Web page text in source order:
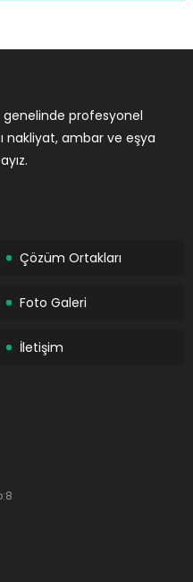
genelinde profesyonel
nakliyat, ambar ve eşya
Çözüm Ortakları
Foto Galeri
İletişim